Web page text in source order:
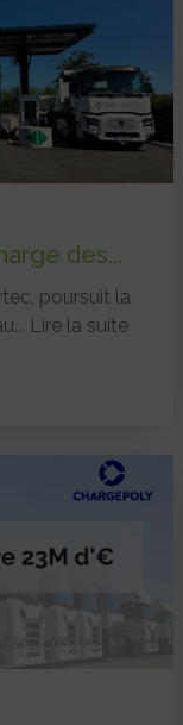
des...
poursuit la
Lire la suite